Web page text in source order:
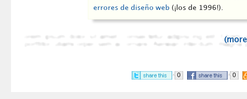
errores de diseño web (¡los de 1996!).
0 0